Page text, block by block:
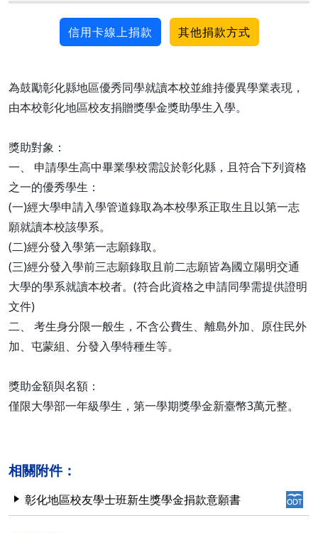
信用卡線上捐款 其他捐款方式
為鼓勵彰化縣地區優秀同學就讀本校並維持優異學業表現，
由本校彰化地區校友捐贈獎學金獎助學生入學。
獎助對象：
一、 申請學生高中畢業學校需設於彰化縣，且符合下列資格
之一的優秀學生：
(一)經大學申請入學管道錄取為本校學系正取生且以第一志
願就讀本校該學系。
(二)經分發入學第一志願錄取。
(三)經分發入學前三志願錄取且前二志願皆為國立陽明交通
大學的學系就讀本校者。(符合此資格之申請同學需提供證明
文件)
二、 考生身分限一般生，不含公費生、離島外加、原住民外
加、屯蒙組、分發入學特種生等。
獎助金額與名額：
僅限大學部一年級學生，第一學期獎學金新臺幣3萬元整。
相關附件：
彰化地區校友學士班新生獎學金捐款意願書